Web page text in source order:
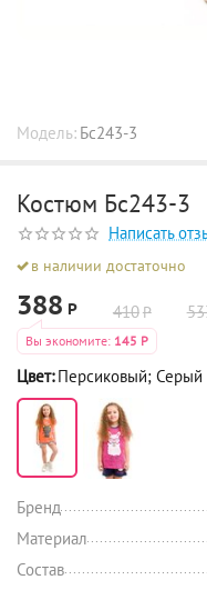
Модель: Бс243-3
Костюм Бс243-3
Написать
в наличии достаточно
388 Р 410Р
Вы экономите: 145 Р
Цвет: Персиковый;
Бренд
Материал
Состав